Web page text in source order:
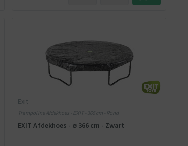
Exit
Trampoline Afdekhoes - EXIT - 366 cm - Rond
EXIT Afdekhoes - ø 366 cm - Zwart